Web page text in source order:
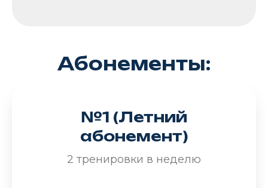
Абонементы:
№1 (Летний
абонемент)
2 тренировки в неделю